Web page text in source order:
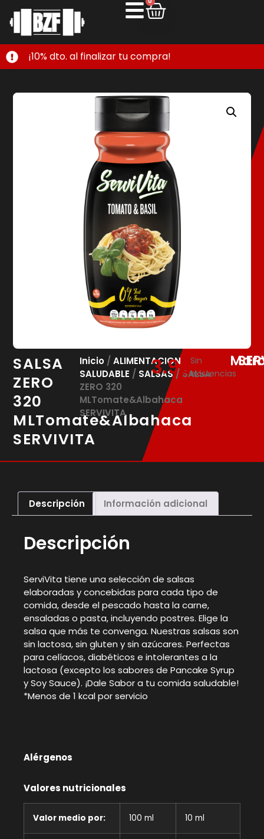
¡10% dto. al finalizar tu compra!
SALSA
ZERO
320
MLTomate&Albahaca
SERVIVITA
Inicio/ALIMENTACION
SALUDABLE / SALSAS/ SALSA
ZERO 320
MLTomate&Albahaca
SERVIVITA
3.90€
Sin
existencias
Descripción Información adicional
Descripción
ServiVita tiene una selección de salsas
elaboradas y concebidas para cada tipo de
comida, desde el pescado hasta la carne,
ensaladas o pasta, incluyendo postres. Elige la
salsa que más te convenga. Nuestras salsas son
sin lactosa, sin gluten y sin azúcares. Perfectas
para celíacos, diabéticos e intolerantes a la
lactosa (excepto los sabores de Pancake Syrup
y Soy Sauce). ¡Dale Sabor a tu comida saludable!
*Menos de 1 kcal por servicio
Alérgenos
Valores nutricionales
Valor medio por: 100 ml 10 ml